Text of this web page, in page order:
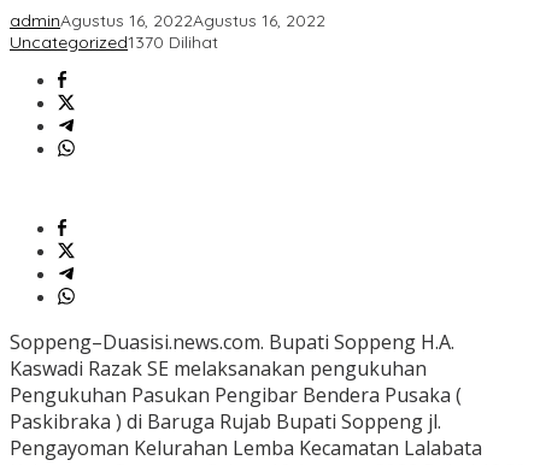
adminAgustus 16, 2022Agustus 16, 2022
Uncategorized1370 Dilihat
Soppeng–Duasisi.news.com. Bupati Soppeng H.A.
Kaswadi Razak SE melaksanakan pengukuhan
Pengukuhan Pasukan Pengibar Bendera Pusaka (
Paskibraka ) di Baruga Rujab Bupati Soppeng jl.
Pengayoman Kelurahan Lemba Kecamatan Lalabata